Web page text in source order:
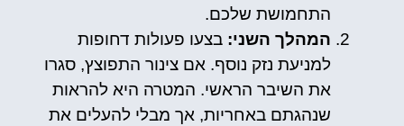
התחמושת שלכם.
המהלך השני: בצעו פעולות דחופות
למניעת נזק נוסף. אם צינור התפוצץ, סגרו
את השיבר הראשי. המטרה היא להראות
שנהגתם באחריות, אך מבלי להעלים את